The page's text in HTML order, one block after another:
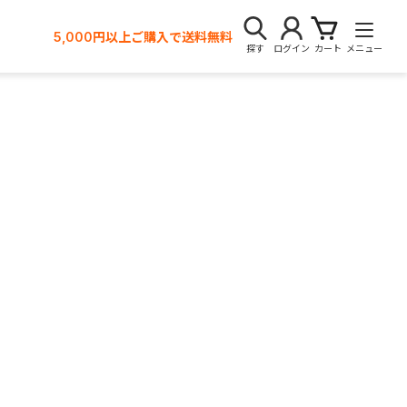
5,000円以上ご購入で送料無料
探す ログイン カート メニュー